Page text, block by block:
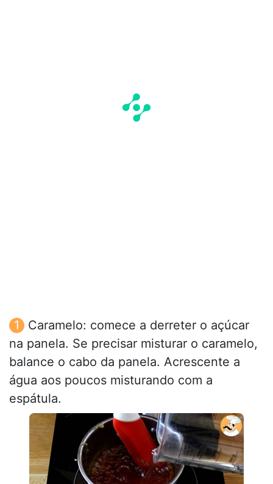
Caramelo: comece a derreter o açúcar
na panela. Se precisar misturar o caramelo,
balance o cabo da panela. Acrescente a
água aos poucos misturando com a
espátula.